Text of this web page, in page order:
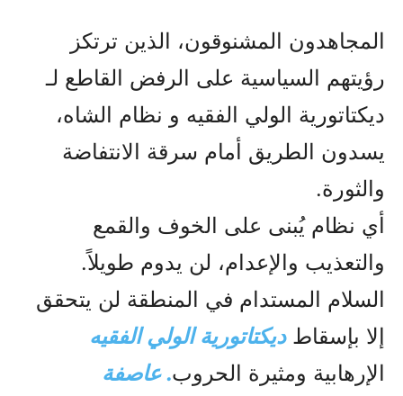
المجاهدون المشنوقون، الذين ترتكز
رؤيتهم السياسية على الرفض القاطع لـ
ديكتاتورية الولي الفقيه و نظام الشاه،
يسدون الطريق أمام سرقة الانتفاضة
والثورة.
أي نظام يُبنى على الخوف والقمع
والتعذيب والإعدام، لن يدوم طويلاً.
السلام المستدام في المنطقة لن يتحقق
إلا بإسقاطديكتاتورية الولي الفقيه
الإرهابية ومثيرة الحروب. عاصفة